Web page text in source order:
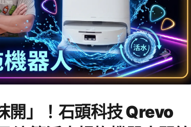
開」！石頭科技 Qrevo